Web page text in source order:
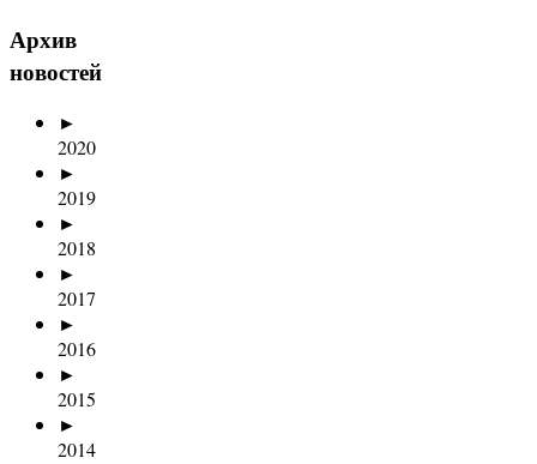
Архив
новостей
►
2020
►
2019
►
2018
►
2017
►
2016
►
2015
►
2014